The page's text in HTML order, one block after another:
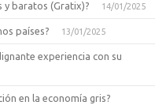
y baratos (Gratix)? 14/01/2025
países? 13/01/2025
experiencia con su
en la economía gris?